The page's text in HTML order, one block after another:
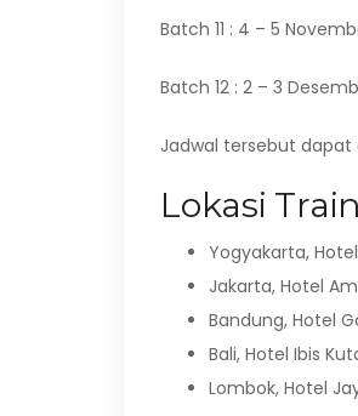
Batch 11 : 4 – 5
Batch 12 : 2 – 3
Jadwal tersebut
Lokasi
Yogyakarta,
Jakarta, Hotel
Bandung, Hotel
Bali, Hotel Ibis
Lombok, Hotel